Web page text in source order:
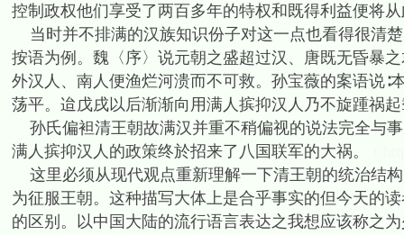
控制政权他们享受了两百多年的特权和既得利益便将
当时并不排满的汉族知识份子对这一点也看得很清
按语为例。魏〈序〉说元朝之盛超过汉、唐既无昏暴
外汉人、南人便渔烂河溃而不可救。孙宝薇的案语说
荡平。迨戊戌以后渐渐向用满人摈抑汉人乃不旋踵祸
孙氏偏袒清王朝故满汉并重不稍偏视的说法完全与
满人摈抑汉人的政策终於招来了八国联军的大祸。
这里必须从现代观点重新理解一下清王朝的统治结
为征服王朝。这种描写大体上是合乎事实的但今天的
的区别。以中国大陆的流行语言表达之我想应该称之